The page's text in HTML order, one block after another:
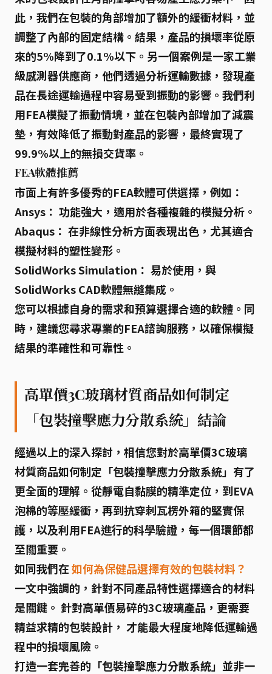
此，我們在包裝的角部增加了額外的緩衝材料 ，並
調整了內部的固定結構。結果，產品的損壞率從原
來的5%降到了0.1%以下 。另一個案例是一家工業
級感測器供應商，他們透過分析運輸數據，發現產
品在長途運輸過程中容易受到振動的影響。我們利
用FEA模擬了振動情境，並在包裝內部增加了減震
墊 ，有效降低了振動對產品的影響，最終實現了
99.9%以上的無損交貨率 。
FEA軟體推薦
市面上有許多優秀的FEA軟體可供選擇，例如：
Ansys： 功能強大，適用於各種複雜的模擬分析。
Abaqus： 在非線性分析方面表現出色，尤其適合
模擬材料的塑性變形。
SolidWorks Simulation： 易於使用，與
SolidWorks CAD軟體無縫集成。
您可以根據自身的需求和預算選擇合適的軟體。同
時，建議您尋求專業的FEA諮詢服務，以確保模擬
結果的準確性和可靠性。
高單價3C玻璃材質商品如何制定
「包裝撞擊應力分散系統」結論
經過以上的深入探討，相信您對於高單價3C玻璃
材質商品如何制定「包裝撞擊應力分散系統」 有了
更全面的理解。從靜電自黏膜的精準定位，到EVA
泡棉的等壓緩衝，再到抗穿刺瓦楞外箱的堅實保
護，以及利用FEA進行的科學驗證，每一個環節都
至關重要。
如同我們在如何為保健品選擇有效的包裝材料？
一文中強調的，針對不同產品特性選擇適合的材料
是關鍵。 針對高單價易碎的3C玻璃產品，更需要
精益求精的包裝設計， 才能最大程度地降低運輸過
程中的損壞風險。
打造一套完善的「包裝撞擊應力分散系統」並非一